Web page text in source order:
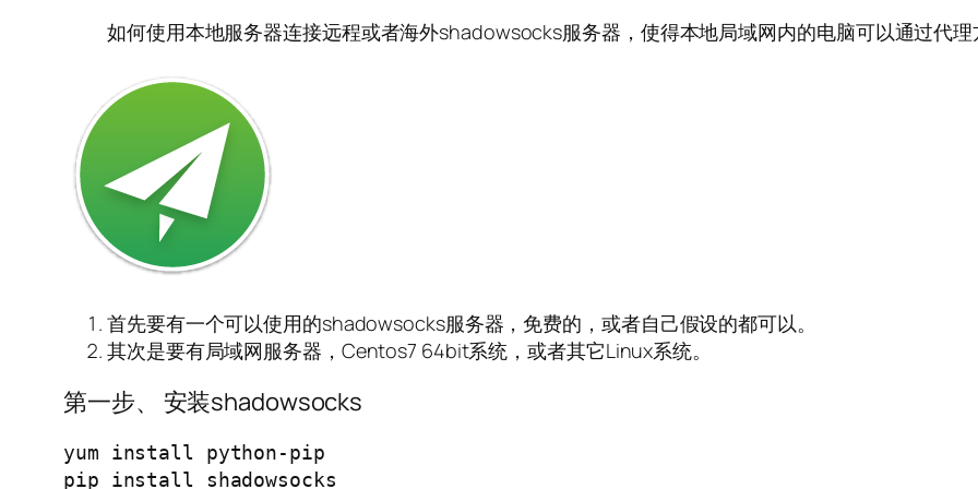
如何使用本地服务器连接远程或者海外shadowsocks服务器，使得本地局域网内的电脑可以通过代理
首先要有一个可以使用的shadowsocks服务器，免费的，或者自己假设的都可以。
其次是要有局域网服务器，Centos7 64bit系统，或者其它Linux系统。
第一步、 安装shadowsocks
yum install python-pip
pip install shadowsocks